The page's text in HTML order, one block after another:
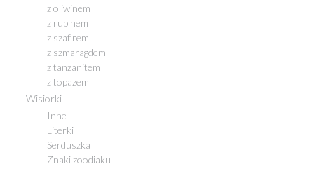
z oliwinem
z rubinem
z szafirem
z szmaragdem
z tanzanitem
z topazem
Wisiorki
Inne
Literki
Serduszka
Znaki zoodiaku